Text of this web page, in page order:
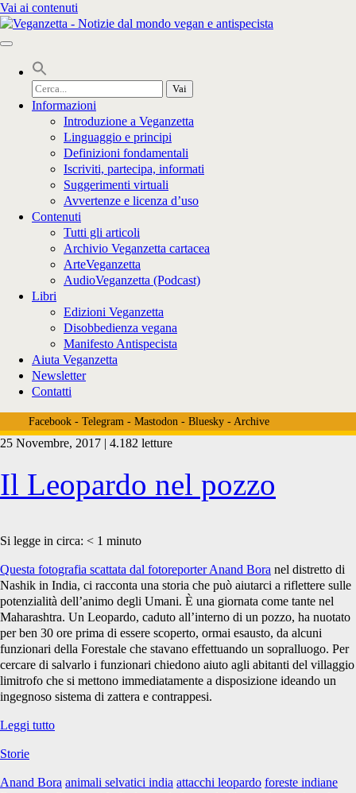
Vai ai contenuti
Cerca
per:
Informazioni
Introduzione a Veganzetta
Linguaggio e principi
Definizioni fondamentali
Iscriviti, partecipa, informati
Suggerimenti virtuali
Avvertenze e licenza d’uso
Contenuti
Tutti gli articoli
Archivio Veganzetta cartacea
ArteVeganzetta
AudioVeganzetta (Podcast)
Libri
Edizioni Veganzetta
Disobbedienza vegana
Manifesto Antispecista
Aiuta Veganzetta
Newsletter
Contatti
Facebook- Telegram- Mastodon- Bluesky- Archive
Tag:
<span>Nashik</span>
25 Novembre, 2017 | 4.182 letture
Il Leopardo nel pozzo
Si legge in circa: < 1 minuto
Questa fotografia scattata dal fotoreporter Anand Bora nel distretto di
Nashik in India, ci racconta una storia che può aiutarci a riflettere sulle
potenzialità dell’animo degli Umani. È una giornata come tante nel
Maharashtra. Un Leopardo, caduto all’interno di un pozzo, ha nuotato
per ben 30 ore prima di essere scoperto, ormai esausto, da alcuni
funzionari della Forestale che stavano effettuando un sopralluogo. Per
cercare di salvarlo i funzionari chiedono aiuto agli abitanti del villaggio
limitrofo che si mettono immediatamente a disposizione ideando un
ingegnoso sistema di zattera e contrappesi.
Leggi tuttoIl
Storie
Anand Bora animali selvatici india attacchi leopardo foreste indiane